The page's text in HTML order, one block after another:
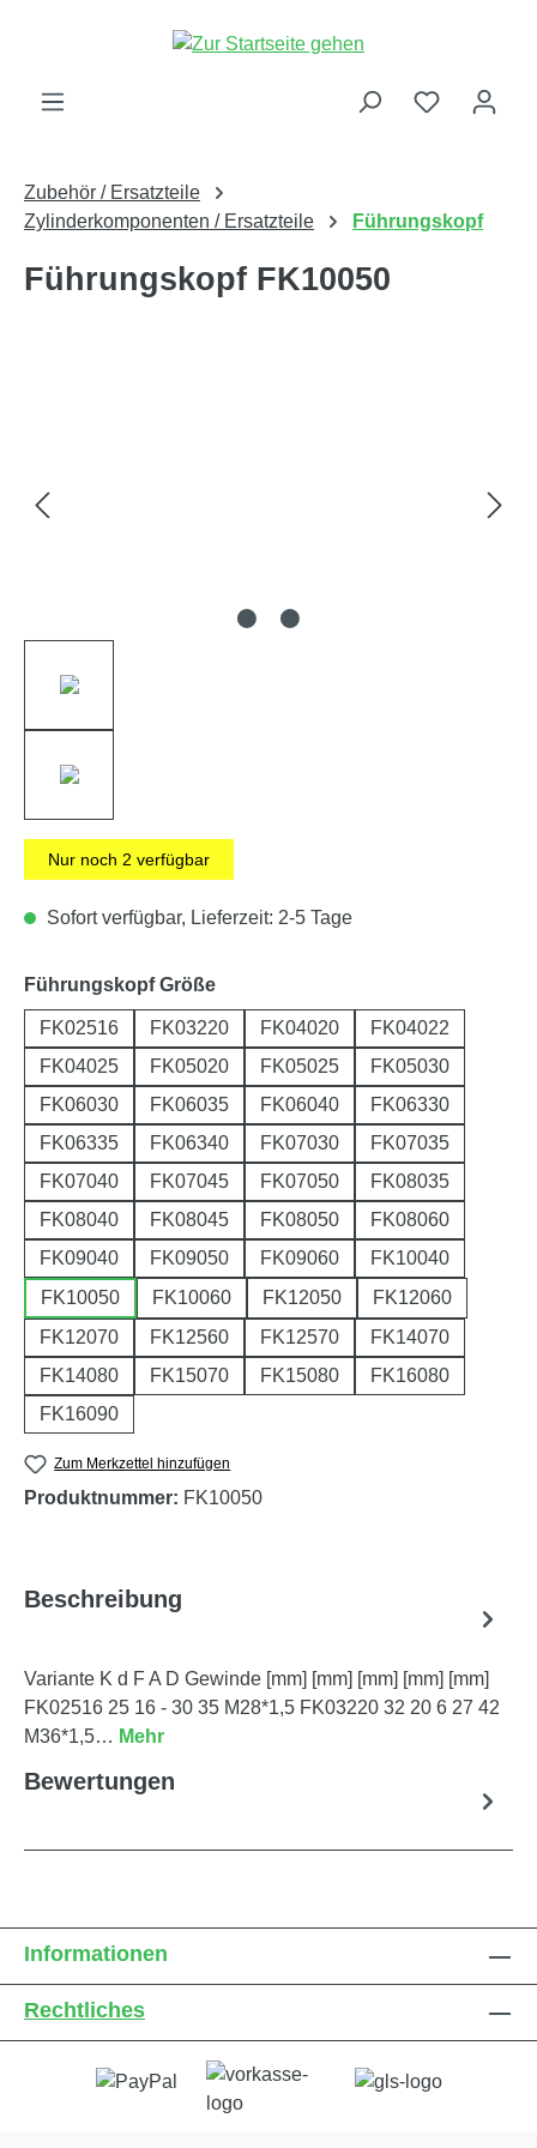
Zubehör / Ersatzteile
Zylinderkomponenten / Ersatzteile
Führungskopf
Führungskopf FK10050
Nur noch 2 verfügbar
Sofort verfügbar, Lieferzeit: 2-5 Tage
Führungskopf Größeauswählen
FK02516 FK03220 FK04020
FK04022
FK04025
FK05020 FK05025
FK05030
FK06030
FK06035 FK06040
FK06330
FK06335
FK06340 FK07030
FK07035
FK07040
FK07045 FK07050
FK08035
FK08040
FK08045 FK08050
FK08060
FK09040
FK09050 FK09060
FK10040
FK10050
FK10060 FK12050
FK12060
FK12070
FK12560 FK12570
FK14070
FK14080
FK15070 FK15080
FK16080
FK16090
Zum Merkzettel hinzufügen
Produktnummer: FK10050
Beschreibung
Variante K d F A D Gewinde [mm] [mm] [mm] [mm] [mm]
FK02516 25 16 - 30 35 M28*1,5 FK03220 32 20 6 27 42
M36*1,5… Mehr
Bewertungen
Informationen
Rechtliches